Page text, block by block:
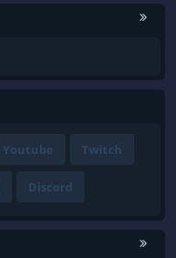
Youtube Twitch
Discord